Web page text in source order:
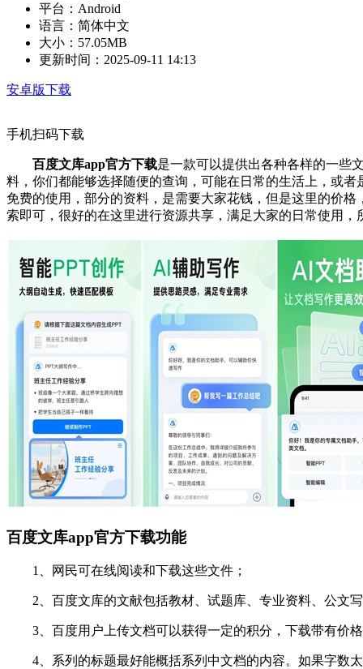
平台： Android
语言： 简体中文
大小： 57.05MB
更新时间： 2025-09-11 14:13
安卓版下载
手机扫码下载
百度文库app官方下载是一款可以提供出各种各样的一些
料，你们都能够选择随便的查询，可能在日常的生活上，或
免费的使用，部分的资料，是需要大家花钱，但是这里的价
索即可，很好的在这里进行资源共享，满足大家的日常使用
百度文库app官方下载功能
1、网民可在线阅读和下载这些文件；
2、百度文库的文献包括教材、试题库、专业资料、公文
3、百度用户上传文档可以获得一定的积分，下载带有价
4、系列的标题最好能概括系列中文档的内容。如果字数